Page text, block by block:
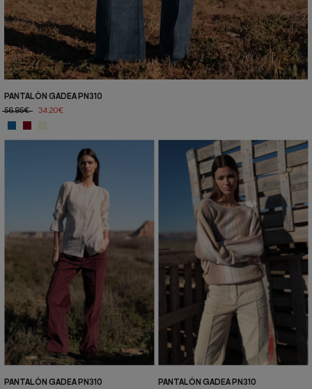
PANTALÓN GADEA PN310
56,95€
34,20€
PANTALÓN GADEA PN310
PANTALÓN GADEA PN310